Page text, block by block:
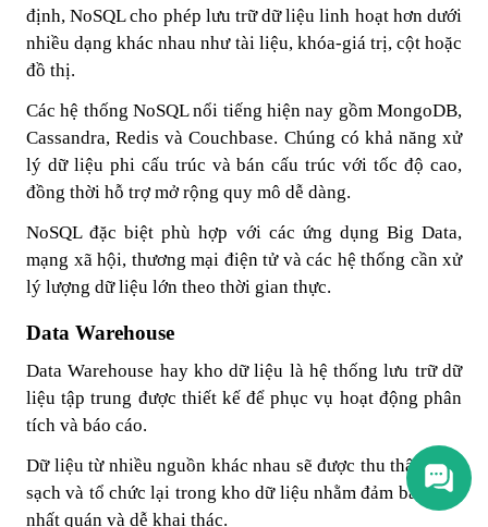
định, NoSQL cho phép lưu trữ dữ liệu linh hoạt hơn dưới
nhiều dạng khác nhau như tài liệu, khóa-giá trị, cột hoặc
đồ thị.
Các hệ thống NoSQL nổi tiếng hiện nay gồm MongoDB,
Cassandra, Redis và Couchbase. Chúng có khả năng xử
lý dữ liệu phi cấu trúc và bán cấu trúc với tốc độ cao,
đồng thời hỗ trợ mở rộng quy mô dễ dàng.
NoSQL đặc biệt phù hợp với các ứng dụng Big Data,
mạng xã hội, thương mại điện tử và các hệ thống cần xử
lý lượng dữ liệu lớn theo thời gian thực.
Data Warehouse
Data Warehouse hay kho dữ liệu là hệ thống lưu trữ dữ
liệu tập trung được thiết kế để phục vụ hoạt động phân
tích và báo cáo.
Dữ liệu từ nhiều nguồn khác nhau sẽ được thu thập, làm
sạch và tổ chức lại trong kho dữ liệu nhằm đảm bảo tính
nhất quán và dễ khai thác.